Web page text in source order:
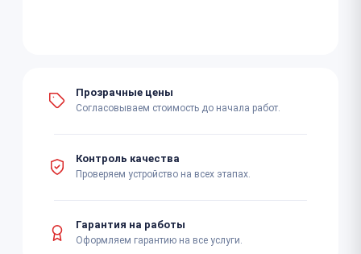
Прозрачные цены
Согласовываем стоимость до начала работ.
Контроль качества
Проверяем устройство на всех этапах.
Гарантия на работы
Оформляем гарантию на все услуги.